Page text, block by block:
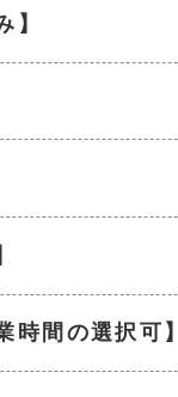
】
間の選択可】